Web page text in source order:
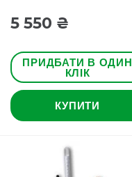
5 550 ₴
ПРИДБАТИ В ОДИН
КЛІК
КУПИТИ